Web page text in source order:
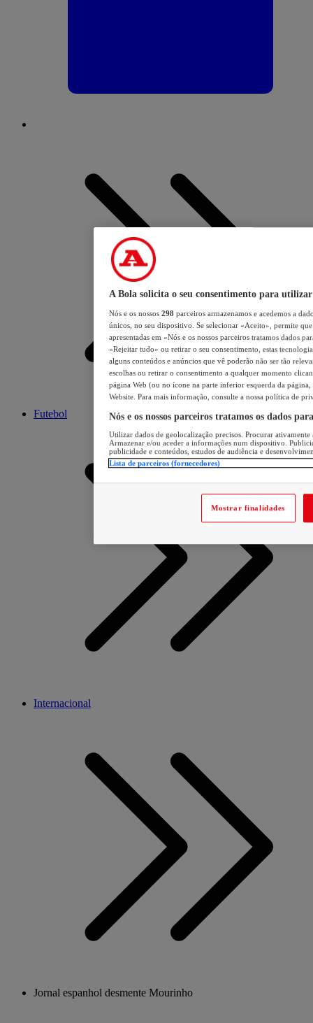
Futebol
Internacional
Jornal espanhol desmente Mourinho
A Bola solicita o seu consentimento para utilizar
Nós e os nossos 298 parceiros armazenamos e acedemos a
únicos, no seu dispositivo. Se selecionar «Aceito», permite
apresentadas em «Nós e os nossos parceiros tratamos dados
«Rejeitar tudo» ou retirar o seu consentimento, estas
alguns conteúdos e anúncios que vê poderão não ser tão
escolhas ou retirar o consentimento a qualquer momento
página Web (ou no ícone na parte inferior esquerda da página,
Website. Para mais informação, consulte a nossa política de
Nós e os nossos parceiros tratamos os dados
Utilizar dados de geolocalização precisos. Procurar
Armazenar e/ou aceder a informações num dispositivo.
publicidade e conteúdos, estudos de audiência e
Lista de parceiros (fornecedores)
Mostrar finalidades